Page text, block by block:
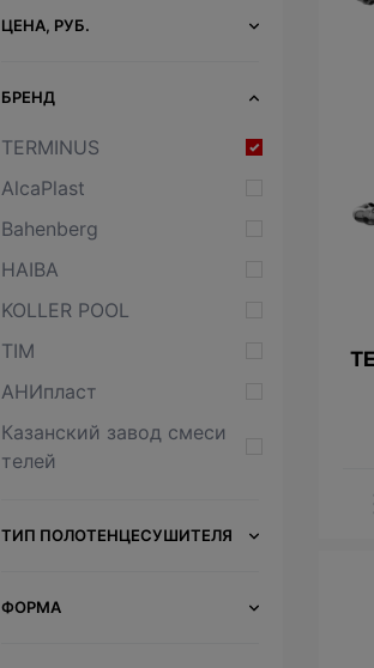
ЦЕНА, РУБ.
БРЕНД
TERMINUS
AlcaPlast
Bahenberg
HAIBA
KOLLER POOL
TIM
АНИпласт
Казанский завод смеси
телей
ТИП ПОЛОТЕНЦЕСУШИТЕЛЯ
ФОРМА